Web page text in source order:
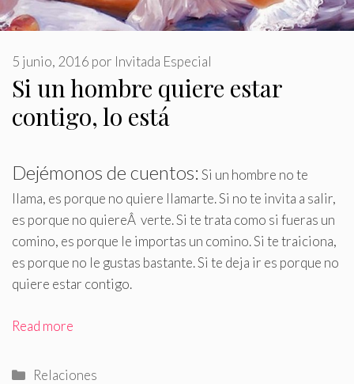
Si un hombre quiere estar
contigo, lo está
5 junio, 2016 por Invitada Especial
Dejémonos de cuentos: Si un hombre no te
llama, es porque no quiere llamarte.Si no te invita a salir,
es porque no quiereÂ verte. Si te trata como si fueras un
comino, es porque le importas un comino. Si te traiciona,
es porque no le gustas bastante. Si te deja ir es porque no
quiere estar contigo.
Read more
Categorías
Relaciones